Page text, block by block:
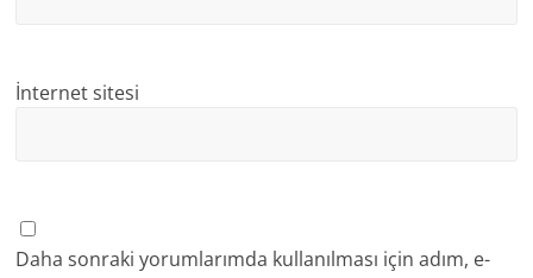
İnternet sitesi
Daha sonraki yorumlarımda kullanılması için adım, e-